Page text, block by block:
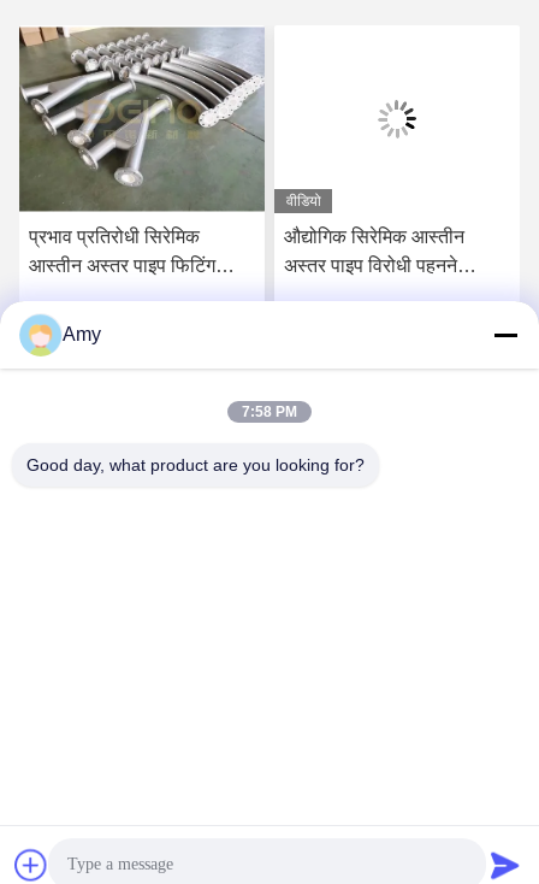
प्रभाव प्रतिरोधी सिरेमिक
आस्तीन अस्तर पाइप फिटिंग
सर्वोत्तम मूल्य प्राप्त करें
वीडियो
औद्योगिक सिरेमिक आस्तीन
अस्तर पाइप विरोधी पहनने
2023-2026 Hunan Yibeinuo New Material Co., Ltd. . सर्वाधिकार
Amy
7:58 PM
Good day, what product are you looking for?